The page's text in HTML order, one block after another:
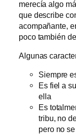
merecía algo
que describe
acompañante,
poco también
Algunas
Siempre
Es fiel a
ella
Es
tribu, no
pero no